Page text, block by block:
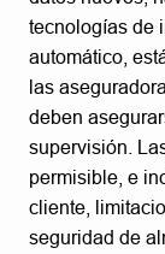
tecnologías de
automático,
las
deben
supervisión.
permisible, e
cliente,
seguridad de